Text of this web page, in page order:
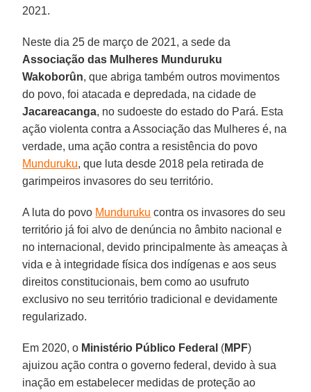
2021.
Neste dia 25 de março de 2021, a sede da
Associação das Mulheres Munduruku
Wakoborûn, que abriga também outros movimentos
do povo, foi atacada e depredada, na cidade de
Jacareacanga, no sudoeste do estado do Pará. Esta
ação violenta contra a Associação das Mulheres é, na
verdade, uma ação contra a resistência do povo
Munduruku, que luta desde 2018 pela retirada de
garimpeiros invasores do seu território.
A luta do povo Munduruku contra os invasores do seu
território já foi alvo de denúncia no âmbito nacional e
no internacional, devido principalmente às ameaças à
vida e à integridade física dos indígenas e aos seus
direitos constitucionais, bem como ao usufruto
exclusivo no seu território tradicional e devidamente
regularizado.
Em 2020, o Ministério Público Federal (MPF)
ajuizou ação contra o governo federal, devido à sua
inação em estabelecer medidas de proteção ao